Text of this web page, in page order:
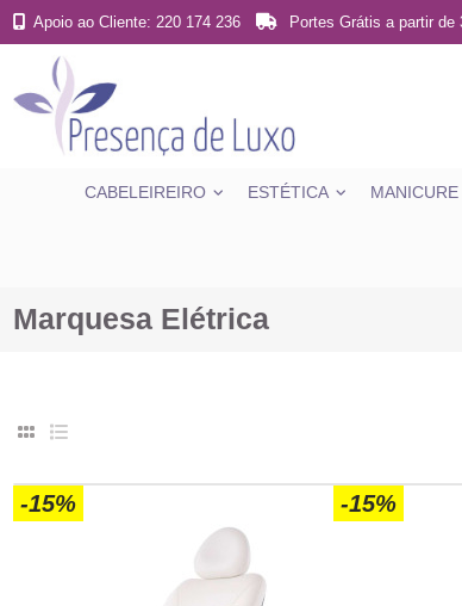
Apoio ao Cliente: 220 174 236 Portes Grátis a partir
CABELEIREIRO ESTÉTICA MANICURE
Marquesa Elétrica
-15% -15%